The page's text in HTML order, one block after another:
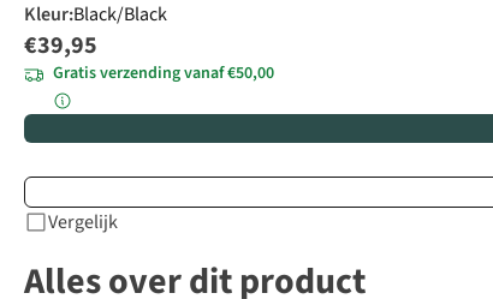
Kleur:Black/Black
€39,95
Gratis verzending vanaf €50,00
Vergelijk
Alles over dit product